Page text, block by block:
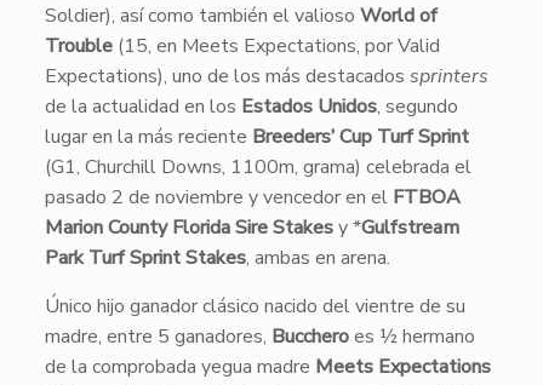
Soldier), así como también el valioso World of
Trouble(15, en Meets Expectations, por Valid
Expectations), uno de los más destacados sprinters
de la actualidad en los Estados Unidos, segundo
lugar en la más reciente Breeders’ Cup Turf Sprint
(G1, Churchill Downs, 1100m, grama) celebrada el
pasado 2 de noviembre y vencedor en el FTBOA
Marion County Florida Sire Stakesy *Gulfstream
Park Turf Sprint Stakes, ambas en arena.
Único hijo ganador clásico nacido del vientre de su
madre, entre 5 ganadores, Buccheroes ½ hermano
de la comprobada yegua madre Meets Expectations